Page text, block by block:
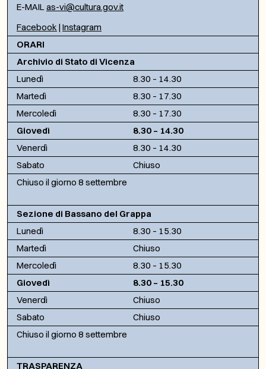
E-MAILas-vi@cultura.gov.it
Facebook | Instagram
ORARI
Archivio di Stato di Vicenza
Lunedì
8.30 – 14.30
Martedì
8.30 – 17.30
Mercoledì
8.30 – 17.30
Giovedì
8.30 – 14.30
Venerdì
8.30 – 14.30
Sabato
Chiuso
Chiuso il giorno 8 settembre
Sezione di Bassano del Grappa
Lunedì
8.30 – 15.30
Martedì
Chiuso
Mercoledì
8.30 – 15.30
Giovedì
8.30 – 15.30
Venerdì
Chiuso
Sabato
Chiuso
Chiuso il giorno 8 settembre
TRASPARENZA